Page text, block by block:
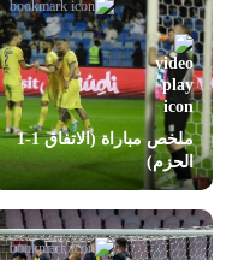
ملخص مباراة (الاتفاق 1-1
الحزم)